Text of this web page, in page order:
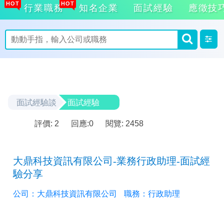
HOT 行業職務HOT 知名企業 面試經驗 應徵技
面試經驗談 面試經驗
評價: 2 回應:0 閱覽: 2458
大鼎科技資訊有限公司-業務行政助理-面試經
驗分享
公司：大鼎科技資訊有限公司
職務：行政助理